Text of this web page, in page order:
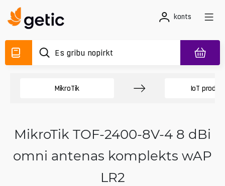
konts
MikroTik IoT
MikroTik TOF-2400-8V-4 8 dBi
omni antenas komplekts wAP
LR2